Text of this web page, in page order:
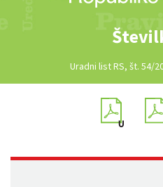
Uradni list RS, št. 54/